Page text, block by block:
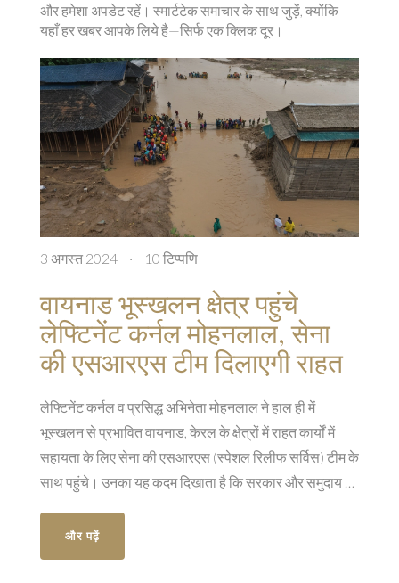
और हमेशा अपडेट रहें। स्मार्टटेक समाचार के साथ जुड़ें, क्योंकि
यहाँ हर खबर आपके लिये है—सिर्फ एक क्लिक दूर।
3 अगस्त 2024 · 10 टिप्पणि
वायनाड भूस्खलन क्षेत्र पहुंचे
लेफ्टिनेंट कर्नल मोहनलाल, सेना
की एसआरएस टीम दिलाएगी राहत
लेफ्टिनेंट कर्नल व प्रसिद्ध अभिनेता मोहनलाल ने हाल ही में
भूस्खलन से प्रभावित वायनाड, केरल के क्षेत्रों में राहत कार्यों में
सहायता के लिए सेना की एसआरएस (स्पेशल रिलीफ सर्विस) टीम के
साथ पहुंचे। उनका यह कदम दिखाता है कि सरकार और समुदाय के
केवल राहत कार्यों में तेजी आएगी बल्कि प्रभावित लोगों के मनोबल में
भी वृद्धि होगी।
और पढ़ें